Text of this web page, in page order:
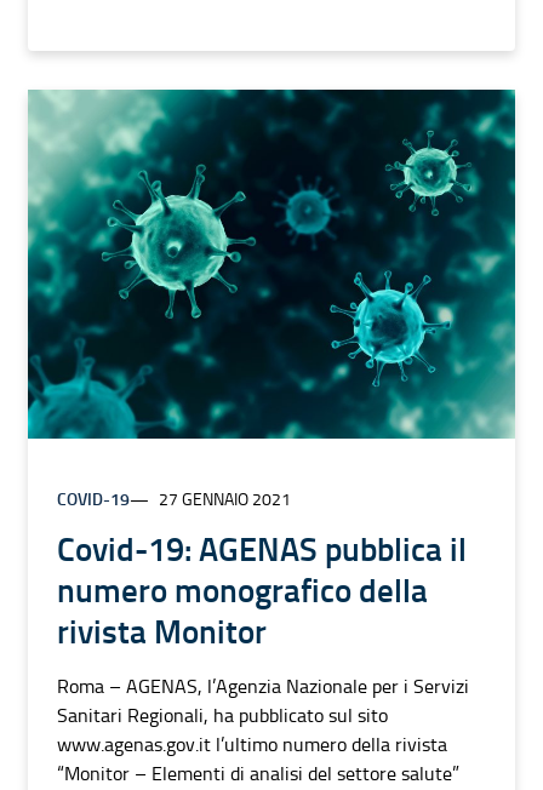
COVID-19 27 GENNAIO 2021
Covid-19: AGENAS pubblica il
numero monografico della
rivista Monitor
Roma – AGENAS, l’Agenzia Nazionale per i Servizi
Sanitari Regionali, ha pubblicato sul sito
www.agenas.gov.it l’ultimo numero della rivista
“Monitor – Elementi di analisi del settore salute”